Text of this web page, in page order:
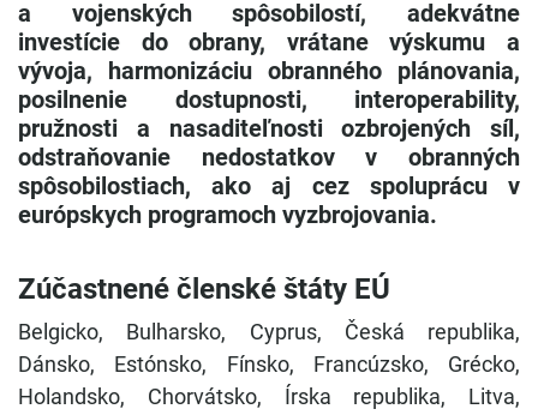
a vojenských spôsobilostí, adekvátne
investície do obrany, vrátane výskumu a
vývoja, harmonizáciu obranného plánovania,
posilnenie dostupnosti, interoperability,
pružnosti a nasaditeľnosti ozbrojených síl,
odstraňovanie nedostatkov v obranných
spôsobilostiach, ako aj cez spoluprácu v
európskych programoch vyzbrojovania.
Zúčastnené členské štáty EÚ
Belgicko, Bulharsko, Cyprus, Česká republika,
Dánsko, Estónsko, Fínsko, Francúzsko, Grécko,
Holandsko, Chorvátsko, Írska republika, Litva,